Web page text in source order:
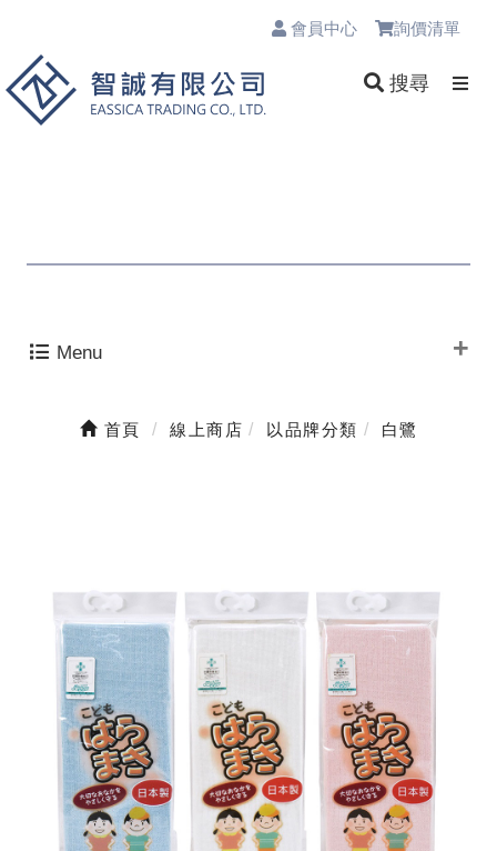
會員中心 詢價清單
搜尋
Menu
首頁 線上商店 以品牌分類 白鷺